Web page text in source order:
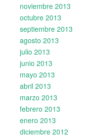
noviembre 2013
octubre 2013
septiembre 2013
agosto 2013
julio 2013
junio 2013
mayo 2013
abril 2013
marzo 2013
febrero 2013
enero 2013
diciembre 2012